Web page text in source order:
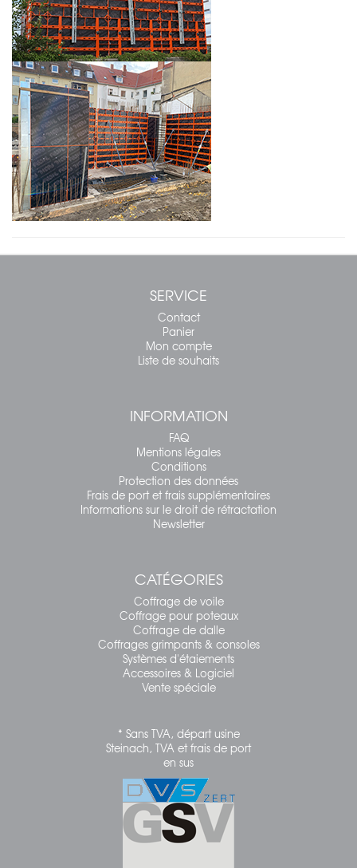
SERVICE
Contact
Panier
Mon compte
Liste de souhaits
INFORMATION
FAQ
Mentions légales
Conditions
Protection des données
Frais de port et frais supplémentaires
Informations sur le droit de rétractation
Newsletter
CATÉGORIES
Coffrage de voile
Coffrage pour poteaux
Coffrage de dalle
Coffrages grimpants & consoles
Systèmes d'étaiements
Accessoires & Logiciel
Vente spéciale
* Sans TVA, départ usine
Steinach, TVA et frais de port
en sus